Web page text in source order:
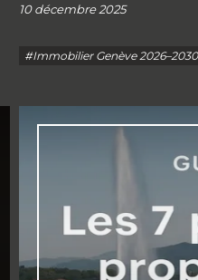
10 décembre 2025
#Immobilier Genève